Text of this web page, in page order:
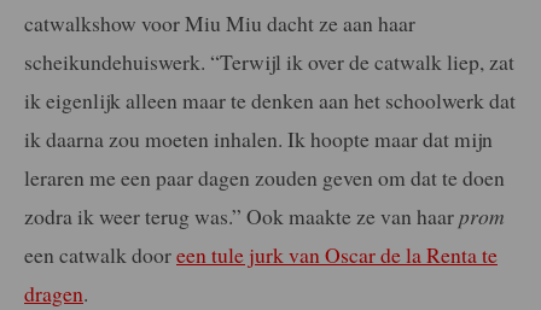
catwalkshow voor Miu Miu dacht ze aan haar
scheikundehuiswerk. “Terwijl ik over de catwalk liep, zat
ik eigenlijk alleen maar te denken aan het schoolwerk dat
ik daarna zou moeten inhalen. Ik hoopte maar dat mijn
leraren me een paar dagen zouden geven om dat te doen
zodra ik weer terug was.” Ook maakte ze van haar prom
een catwalk dooreen tule jurk van Oscar de la Renta te
dragen.